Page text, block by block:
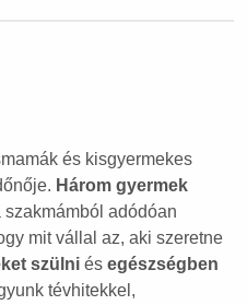
és kisgyermekes
Három gyermek
adódóan
mit vállal az, aki szeretne
szülniés egészségben
tévhitekkel,